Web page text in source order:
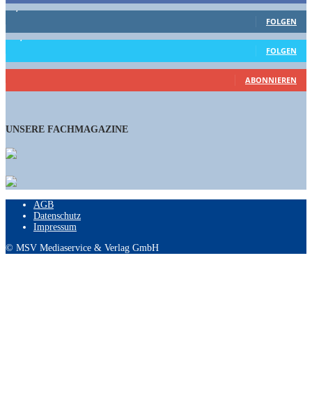
1,662 Follower
FOLGEN
15,658 Follower
FOLGEN
461 Abonnenten
ABONNIEREN
UNSERE FACHMAGAZINE
AGB
Datenschutz
Impressum
© MSV Mediaservice & Verlag GmbH